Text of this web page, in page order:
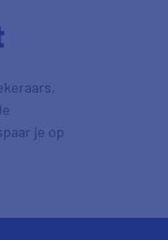
je op